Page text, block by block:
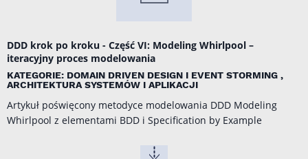
DDD krok po kroku - Część VI: Modeling Whirlpool –
iteracyjny proces modelowania
KATEGORIE: DOMAIN DRIVEN DESIGN I EVENT STORMING ,
ARCHITEKTURA SYSTEMÓW I APLIKACJI
Artykuł poświęcony metodyce modelowania DDD Modeling
Whirlpool z elementami BDD i Specification by Example